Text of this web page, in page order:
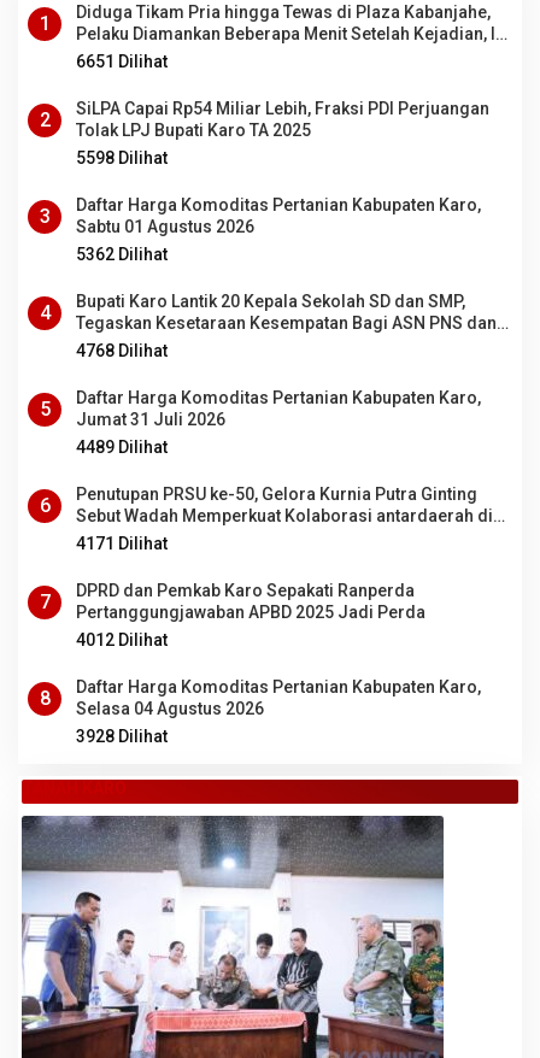
1
Diduga Tikam Pria hingga Tewas di Plaza Kabanjahe,
Pelaku Diamankan Beberapa Menit Setelah Kejadian, Ini
Motifnya
6651 Dilihat
2
SiLPA Capai Rp54 Miliar Lebih, Fraksi PDI Perjuangan
Tolak LPJ Bupati Karo TA 2025
5598 Dilihat
3
Daftar Harga Komoditas Pertanian Kabupaten Karo,
Sabtu 01 Agustus 2026
5362 Dilihat
4
Bupati Karo Lantik 20 Kepala Sekolah SD dan SMP,
Tegaskan Kesetaraan Kesempatan Bagi ASN PNS dan
PPPK
4768 Dilihat
5
Daftar Harga Komoditas Pertanian Kabupaten Karo,
Jumat 31 Juli 2026
4489 Dilihat
6
Penutupan PRSU ke-50, Gelora Kurnia Putra Ginting
Sebut Wadah Memperkuat Kolaborasi antardaerah di
Sumut
4171 Dilihat
7
DPRD dan Pemkab Karo Sepakati Ranperda
Pertanggungjawaban APBD 2025 Jadi Perda
4012 Dilihat
8
Daftar Harga Komoditas Pertanian Kabupaten Karo,
Selasa 04 Agustus 2026
3928 Dilihat
TANAH KARO